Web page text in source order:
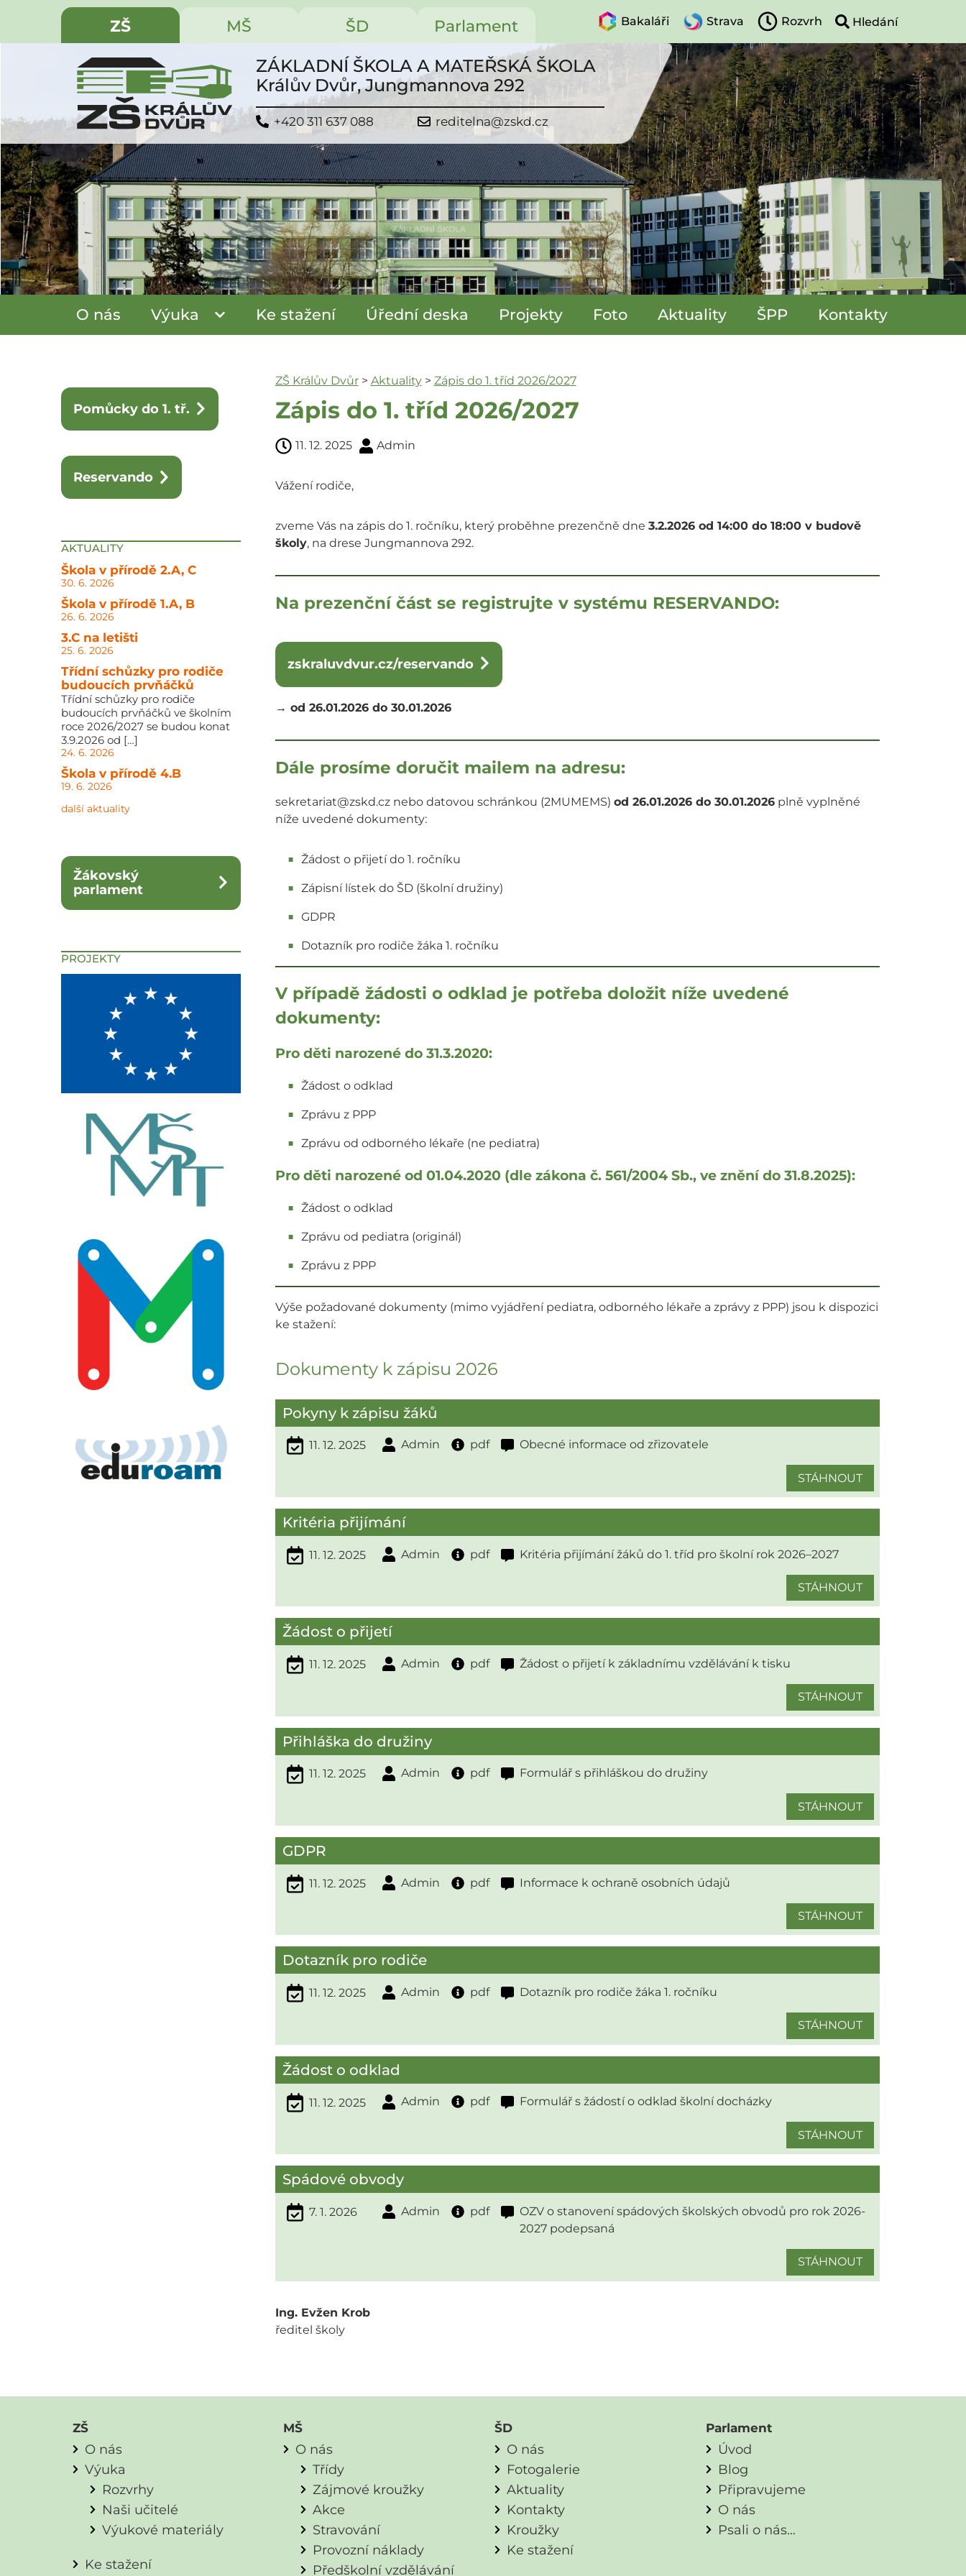
ZŠ MŠ ŠD Parlament Bakaláři Strava Rozvrh
ZÁKLADNÍ ŠKOLA A MATEŘSKÁ ŠKOLA
Králův Dvůr, Jungmannova 292
+420 311 637 088 reditelna@zskd.cz
O nás Výuka Ke stažení Úřední deska Projekty Foto Aktuality ŠPP Kontakty
Pomůcky do 1. tř.
Reservando
AKTUALITY
Škola v přírodě 2.A, C
30. 6. 2026
Škola v přírodě 1.A, B
26. 6. 2026
3.C na letišti
25. 6. 2026
Třídní schůzky pro rodiče
budoucích prvňáčků
Třídní schůzky pro rodiče
budoucích prvňáčků ve školním
roce 2026/2027 se budou konat
3.9.2026 od […]
24. 6. 2026
Škola v přírodě 4.B
19. 6. 2026
další aktuality
Žákovský
parlament
PROJEKTY
ZŠ Králův Dvůr> Aktuality> Zápis do 1. tříd 2026/2027
Zápis do 1. tříd 2026/2027
11. 12. 2025 Admin
Vážení rodiče,
zveme Vás na zápis do 1. ročníku, který proběhne prezenčně dne 3.2.2026 od 14:00 do 18:00 v budově
školy, na drese Jungmannova 292.
Na prezenční část se registrujte v systému RESERVANDO:
zskraluvdvur.cz/reservando
→ od 26.01.2026 do 30.01.2026
Dále prosíme doručit mailem na adresu:
sekretariat@zskd.cz nebo datovou schránkou (2MUMEMS) od 26.01.2026 do 30.01.2026plně vyplněné
níže uvedené dokumenty:
Žádost o přijetí do 1. ročníku
Zápisní lístek do ŠD (školní družiny)
GDPR
Dotazník pro rodiče žáka 1. ročníku
V případě žádosti o odklad je potřeba doložit níže uvedené
dokumenty:
Pro děti narozené do 31.3.2020:
Žádost o odklad
Zprávu z PPP
Zprávu od odborného lékaře (ne pediatra)
Pro děti narozené od 01.04.2020 (dle zákona č. 561/2004 Sb., ve znění do 31.8.2025):
Žádost o odklad
Zprávu od pediatra (originál)
Zprávu z PPP
Výše požadované dokumenty (mimo vyjádření pediatra, odborného lékaře a zprávy z PPP) jsou k dispozici
ke stažení:
Dokumenty k zápisu 2026
Pokyny k zápisu žáků
11. 12. 2025 Admin pdf Obecné informace od zřizovatele
STÁHNOUT
Kritéria přijímání
11. 12. 2025 Admin pdf Kritéria přijímání žáků do 1. tříd pro školní rok 2026–2027
STÁHNOUT
Žádost o přijetí
11. 12. 2025 Admin pdf Žádost o přijetí k základnímu vzdělávání k tisku
STÁHNOUT
Přihláška do družiny
11. 12. 2025 Admin pdf Formulář s přihláškou do družiny
STÁHNOUT
GDPR
11. 12. 2025 Admin pdf Informace k ochraně osobních údajů
STÁHNOUT
Dotazník pro rodiče
11. 12. 2025 Admin pdf Dotazník pro rodiče žáka 1. ročníku
STÁHNOUT
Žádost o odklad
11. 12. 2025 Admin pdf Formulář s žádostí o odklad školní docházky
STÁHNOUT
Spádové obvody
7. 1. 2026 Admin pdf
OZV o stanovení spádových školských obvodů pro rok 2026-
2027 podepsaná
STÁHNOUT
Ing. Evžen Krob
ředitel školy
ZŠ
O nás
Výuka
Rozvrhy
Naši učitelé
Výukové materiály
Ke stažení
MŠ
O nás
Třídy
Zájmové kroužky
Akce
Stravování
Provozní náklady
Předškolní vzdělávání
ŠD
O nás
Fotogalerie
Aktuality
Kontakty
Kroužky
Ke stažení
Parlament
Úvod
Blog
Připravujeme
O nás
Psali o nás…